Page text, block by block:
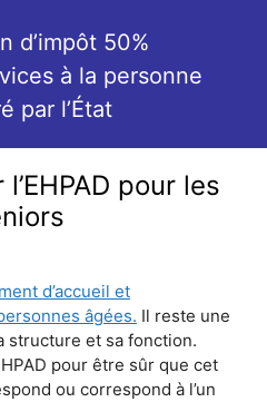
d’impôt 50%
à la personne
par l’État
pour les
d’accueil et
âgées. Il reste une
structure et sa fonction.
pour être sûr que cet
ou correspond à l’un